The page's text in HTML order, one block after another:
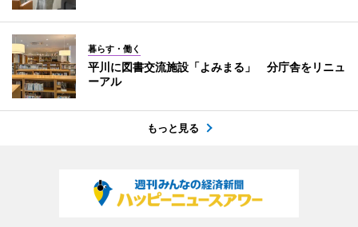
暮らす・働く
平川に図書交流施設「よみまる」 分庁舎をリニュ
ーアル
もっと見る